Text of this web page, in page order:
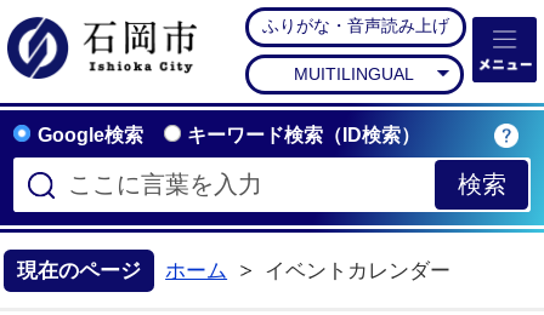
石岡市公式ホームペー
ふりがな・音声読み上げ
MUITILINGUAL
Google検索 キーワード検索（ID検索）
現在のページ ホーム イベントカレンダー